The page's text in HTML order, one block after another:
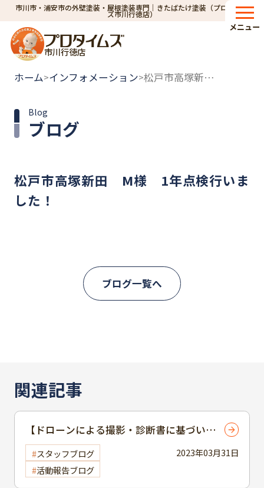
市川市・浦安市の外壁塗装・屋根塗装専門｜きたばたけ塗装（プロタイム
ズ市川行徳店）
市川行徳店
メニュー
ホーム>インフォメーション> 松戸市高塚新田 M様 1年点検行いました！
ブログ
Blog
松戸市高塚新田 M様 1年点検行いま
した！
ブログ一覧へ
関連記事
2023年03月31日
【ドローンによる撮影・診断書に基づいて
の丁寧な説明のご提案！】
スタッフブログ
活動報告ブログ